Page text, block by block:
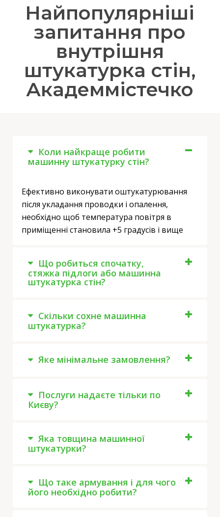
Найпопулярніші
запитання про
внутрішня
штукатурка стін,
Академмістечко
Коли найкраще робити
машинну штукатурку стін?
Ефективно виконувати оштукатурювання
після укладання проводки і опалення,
необхідно щоб температура повітря в
приміщенні становила +5 градусів і вище
Що робиться спочатку,
стяжка підлоги або машинна
штукатурка стін?
Скільки сохне машинна
штукатурка?
Яке мінімальне замовлення?
Послуги надаєте тільки по
Києву?
Яка товщина машинної
штукатурки?
Що таке армування і для чого
його необхідно робити?